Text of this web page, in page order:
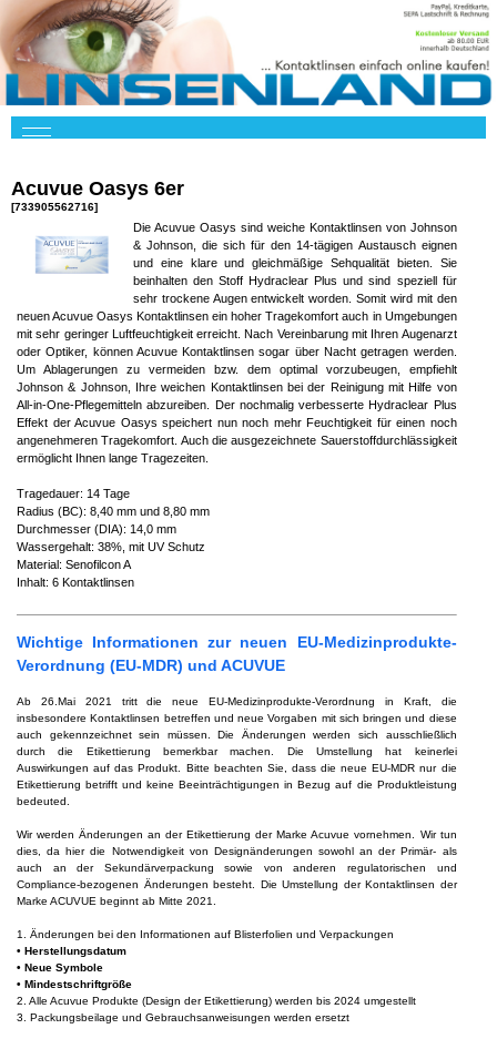
Acuvue Oasys 6er
[733905562716]
Die Acuvue Oasys sind weiche Kontaktlinsen von Johnson
& Johnson, die sich für den 14-tägigen Austausch eignen
und eine klare und gleichmäßige Sehqualität bieten. Sie
beinhalten den Stoff Hydraclear Plus und sind speziell für
sehr trockene Augen entwickelt worden. Somit wird mit den
neuen Acuvue Oasys Kontaktlinsen ein hoher Tragekomfort auch in Umgebungen
mit sehr geringer Luftfeuchtigkeit erreicht. Nach Vereinbarung mit Ihren Augenarzt
oder Optiker, können Acuvue Kontaktlinsen sogar über Nacht getragen werden.
Um Ablagerungen zu vermeiden bzw. dem optimal vorzubeugen, empfiehlt
Johnson & Johnson, Ihre weichen Kontaktlinsen bei der Reinigung mit Hilfe von
All-in-One-Pflegemitteln abzureiben. Der nochmalig verbesserte Hydraclear Plus
Effekt der Acuvue Oasys speichert nun noch mehr Feuchtigkeit für einen noch
angenehmeren Tragekomfort. Auch die ausgezeichnete Sauerstoffdurchlässigkeit
ermöglicht Ihnen lange Tragezeiten.
Tragedauer: 14 Tage
Radius (BC): 8,40 mm und 8,80 mm
Durchmesser (DIA): 14,0 mm
Wassergehalt: 38%, mit UV Schutz
Material: Senofilcon A
Inhalt: 6 Kontaktlinsen
Wichtige Informationen zur neuen EU-Medizinprodukte-
Verordnung (EU-MDR) und ACUVUE
Ab 26.Mai 2021 tritt die neue EU-Medizinprodukte-Verordnung in Kraft, die
insbesondere Kontaktlinsen betreffen und neue Vorgaben mit sich bringen und diese
auch gekennzeichnet sein müssen. Die Änderungen werden sich ausschließlich
durch die Etikettierung bemerkbar machen. Die Umstellung hat keinerlei
Auswirkungen auf das Produkt. Bitte beachten Sie, dass die neue EU-MDR nur die
Etikettierung betrifft und keine Beeinträchtigungen in Bezug auf die Produktleistung
bedeuted.
Wir werden Änderungen an der Etikettierung der Marke Acuvue vornehmen. Wir tun
dies, da hier die Notwendigkeit von Designänderungen sowohl an der Primär- als
auch an der Sekundärverpackung sowie von anderen regulatorischen und
Compliance-bezogenen Änderungen besteht. Die Umstellung der Kontaktlinsen der
Marke ACUVUE beginnt ab Mitte 2021.
1. Änderungen bei den Informationen auf Blisterfolien und Verpackungen
• Herstellungsdatum
• Neue Symbole
• Mindestschriftgröße
2. Alle Acuvue Produkte (Design der Etikettierung) werden bis 2024 umgestellt
3. Packungsbeilage und Gebrauchsanweisungen werden ersetzt